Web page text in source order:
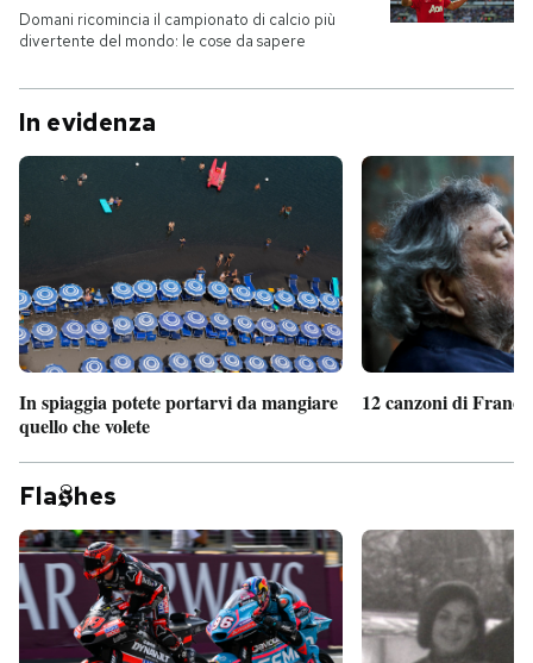
Domani ricomincia il campionato di calcio più
divertente del mondo: le cose da sapere
In evidenza
In spiaggia potete portarvi da mangiare
quello che volete
12 canzoni di
Fla hes